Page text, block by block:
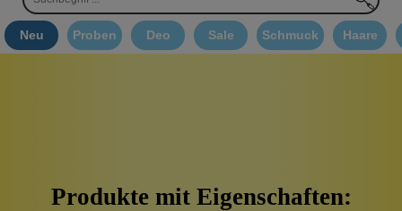
Neu Proben Deo Sale Schmuck Haare
Produkte mit Eigenschaften: